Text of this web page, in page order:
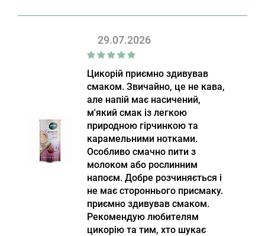
29.07.2026
Цикорій приємно здивував
смаком. Звичайно, це не кава,
але напій має насичений,
м'який смак із легкою
природною гірчинкою та
карамельними нотками.
Особливо смачно пити з
молоком або рослинним
напоєм. Добре розчиняється і
не має стороннього присмаку.
приємно здивував смаком.
Рекомендую любителям
цикорію та тим, хто шукає